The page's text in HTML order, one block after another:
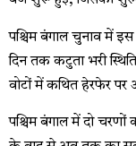
पश्चिम बंगाल चुनाव में
दिन तक कटुता भरी
वोटों में कथित हेरफेर
पश्चिम बंगाल में दो